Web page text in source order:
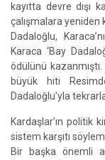
kayıtta devre dışı
çalışmalara yeniden
Dadaloğlu,
Karaca ‘Bay
ödülünü
büyük hiti
Dadaloğlu’yla
Kardaşlar’ın politik
sistem karşıtı
Bir başka önemli